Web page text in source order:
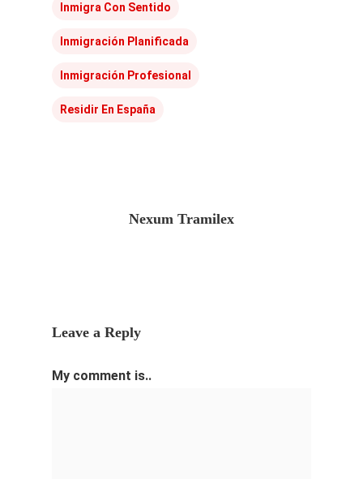
Inmigra Con Sentido
Inmigración Planificada
Inmigración Profesional
Residir En España
Nexum Tramilex
Leave a Reply
My comment is..